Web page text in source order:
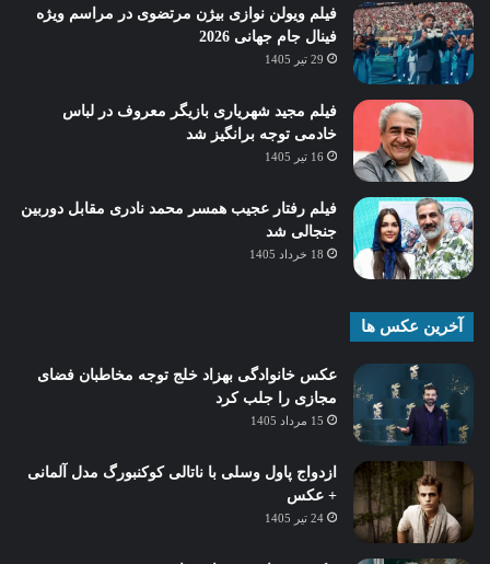
فیلم ویولن نوازی بیژن مرتضوی در مراسم ویژه
فینال جام جهانی 2026
29 تیر 1405
فیلم مجید شهریاری بازیگر معروف در لباس
خادمی توجه برانگیز شد
16 تیر 1405
فیلم رفتار عجیب همسر محمد نادری مقابل دوربین
جنجالی شد
18 خرداد 1405
آخرین عکس ها
عکس خانوادگی بهزاد خلج توجه مخاطبان فضای
مجازی را جلب کرد
15 مرداد 1405
ازدواج پاول وسلی با ناتالی کوکنبورگ مدل آلمانی
+ عکس
24 تیر 1405